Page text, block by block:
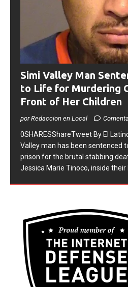
Simi Valley Man
to Life for Murdering
Front of Her Children
0SHARESShareTweet ​By El
Valley man has been sentenced
prison for the brutal stabbing